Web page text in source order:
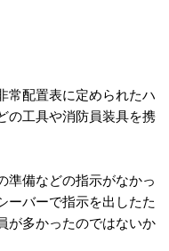
常配置表に定められたハ
の工具や消防員装具を携
準備などの指示がなかっ
ーバーで指示を出したた
が多かったのではないか